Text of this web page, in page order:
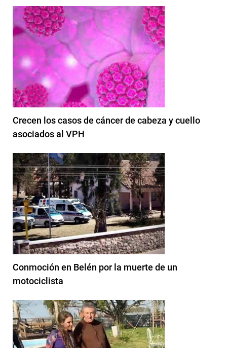
Crecen los casos de cáncer de cabeza y cuello
asociados al VPH
Conmoción en Belén por la muerte de un
motociclista